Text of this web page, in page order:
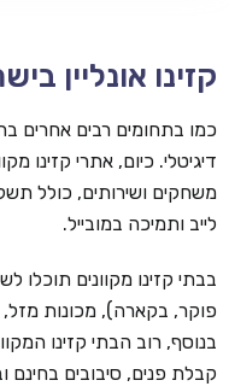
קזינו אונליין
כמו בתחומים רבים אחרים
דיגיטלי. כיום, אתרי קזינו
משחקים ושירותים, כולל
לייב ותמיכה במובייל.
בבתי קזינו מקוונים
פוקר, בקארה), מכונות מזל,
בנוסף, רוב הבתי קזינו
קבלת פנים, סיבובים בחינם